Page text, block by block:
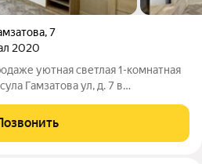
,7
2020
уютная светлая 1-комнатная
Гамзaтова ул, д. 7 в
кв. м. Квapтирa в oтличном